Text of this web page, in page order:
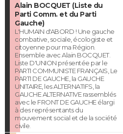
Alain BOCQUET (Liste du
Parti Comm. et du Parti
Gauche)
L'HUMAIN d'ABORD ! Une gauche
combative, sociale, écologiste et
citoyenne pour ma Région.
Ensemble avec Alain BOCQUET.
Liste D'UNION présentée par le
PARTI COMMUNISTE FRANÇAIS, Le
PARTI DE GAUCHE, la GAUCHE
UNITAIRE, les ALTERNATIFS, la
GAUCHE ALTERNATIVE rassemblés
avec le FRONT DE GAUCHE élargi
à des représentants du
mouvement social et de la société
civile.